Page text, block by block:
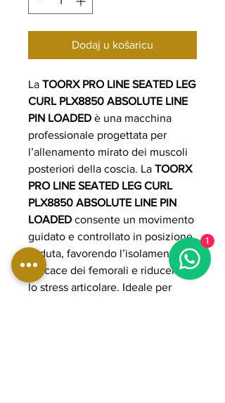
Dodaj u košaricu
La TOORX PRO LINE SEATED LEG
CURL PLX8850 ABSOLUTE LINE
PIN LOADED è una macchina
professionale progettata per
l’allenamento mirato dei muscoli
posteriori della coscia. La TOORX
PRO LINE SEATED LEG CURL
PLX8850 ABSOLUTE LINE PIN
LOADED consente un movimento
guidato e controllato in posizione
seduta, favorendo l’isolamento
efficace dei femorali e riducendo
lo stress articolare. Ideale per
1